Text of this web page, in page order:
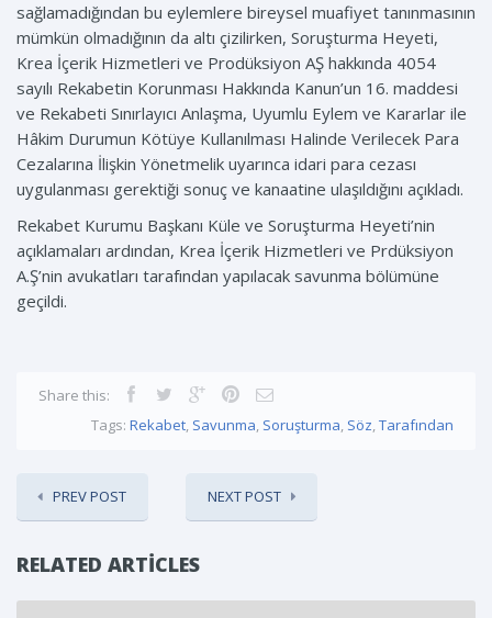
sağlamadığından bu eylemlere bireysel muafiyet tanınmasının
mümkün olmadığının da altı çizilirken, Soruşturma Heyeti,
Krea İçerik Hizmetleri ve Prodüksiyon AŞ hakkında 4054
sayılı Rekabetin Korunması Hakkında Kanun’un 16. maddesi
ve Rekabeti Sınırlayıcı Anlaşma, Uyumlu Eylem ve Kararlar ile
Hâkim Durumun Kötüye Kullanılması Halinde Verilecek Para
Cezalarına İlişkin Yönetmelik uyarınca idari para cezası
uygulanması gerektiği sonuç ve kanaatine ulaşıldığını açıkladı.
Rekabet Kurumu Başkanı Küle ve Soruşturma Heyeti’nin
açıklamaları ardından, Krea İçerik Hizmetleri ve Prdüksiyon
A.Ş’nin avukatları tarafından yapılacak savunma bölümüne
geçildi.
Share this:
Tags: Rekabet, Savunma, Soruşturma, Söz,Tarafından
PREV POST NEXT POST
RELATED ARTICLES